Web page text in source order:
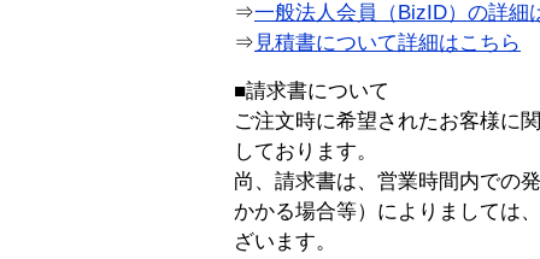
⇒一般法人会員（BizID）の詳細
⇒ 見積書について詳細はこちら
■請求書について
ご注文時に希望されたお客様に
しております。
尚、請求書は、営業時間内での
かかる場合等）によりましては
ざいます。